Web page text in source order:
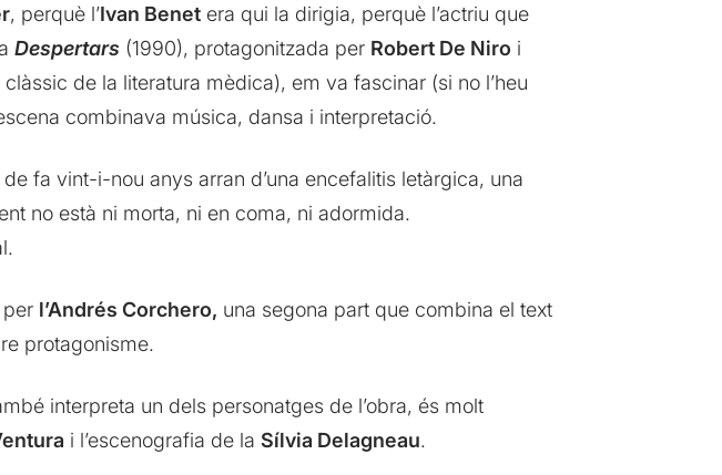
, perquè l’Ivan Benetera qui la dirigia, perquè l’actriu que
Despertars (1990), protagonitzada per Robert De Niro i
clàssic de la literatura mèdica), em va fascinar (si no l’heu
combinava música, dansa i interpretació.
fa vint-i-nou anys arran d’una encefalitis letàrgica, una
no està ni morta, ni en coma, ni adormida.
l’Andrés Corchero, una segona part que combina el text
protagonisme.
interpreta un dels personatges de l’obra, és molt
i l’escenografia de la Sílvia Delagneau.